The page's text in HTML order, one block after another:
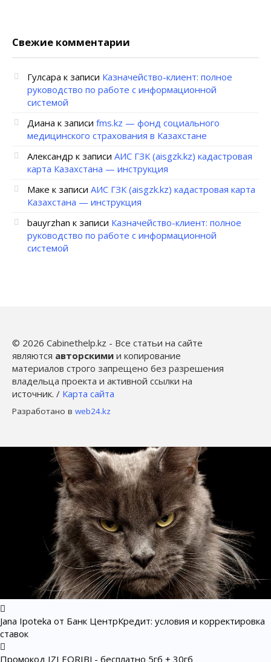
Свежие комментарии
Гулсара к записи Казначейство-клиент: полное
руководство по работе с информационной
системой
Диана к записи fms.kz — фонд социального
медицинского страхования в Казахстане
Александр к записи АИС ГЗК (aisgzk.kz) кадастровая
карта Казахстана — инструкция
Маке к записи АИС ГЗК (aisgzk.kz) кадастровая карта
Казахстана — инструкция
bauyrzhan к записи Казначейство-клиент: полное
руководство по работе с информационной
системой
© 2026 Cabinethelp.kz - Все статьи на сайте
являются авторскими и копирование
материалов строго запрещено без разрешения
владельца проекта и активной ссылки на
источник. / Карта сайта
Разработано в web24.kz
Jana Ipoteka от Банк ЦентрКредит: условия и корректировка
ставок
Промокод IZI EQRIBJ - бесплатно 5гб + 30гб